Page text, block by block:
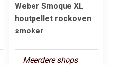
Weber Smoque XL
houtpellet rookoven
smoker
Meerdere shops